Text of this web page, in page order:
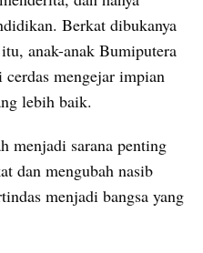
Berkat dibukanya
anak-anak Bumiputera
mengejar impian
lebih baik.
menjadi sarana penting
dan mengubah nasib
menjadi bangsa yang